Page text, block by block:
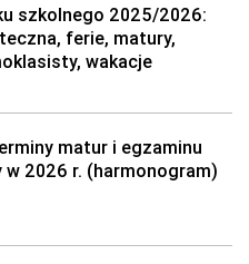
szkolnego 2025/2026:
ferie, matury,
wakacje
matur i egzaminu
2026 r. (harmonogram)